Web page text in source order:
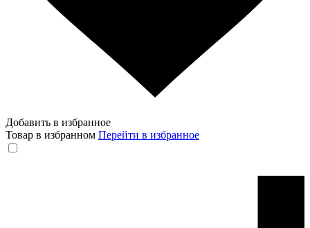
Добавить в избранное
Товар в избранном Перейти в избранное